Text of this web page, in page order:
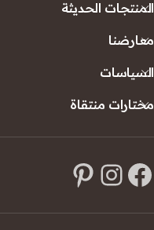
المنتجات الحديثة
معارضنا
السياسات
مختارات منتقاة